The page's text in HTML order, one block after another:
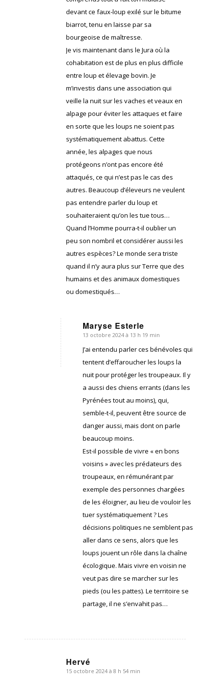
devant ce faux-loup exilé sur le bitume
biarrot, tenu en laisse par sa
bourgeoise de maîtresse.
Je vis maintenant dans le Jura où la
cohabitation est de plus en plus difficile
entre loup et élevage bovin. Je
m’investis dans une association qui
veille la nuit sur les vaches et veaux en
alpage pour éviter les attaques et faire
en sorte que les loups ne soient pas
systématiquement abattus. Cette
année, les alpages que nous
protégeons n’ont pas encore été
attaqués, ce qui n’est pas le cas des
autres. Beaucoup d’éleveurs ne veulent
pas entendre parler du loup et
souhaiteraient qu’on les tue tous…
Quand l’Homme pourra-t-il oublier un
peu son nombril et considérer aussi les
autres espèces? Le monde sera triste
quand il n’y aura plus sur Terre que des
humains et des animaux domestiques
ou domestiqués…
Maryse Esterle
dit
13 octobre 2024 à 13 h 19 min
J’ai entendu parler ces bénévoles qui
tentent d’effaroucher les loups la
nuit pour protéger les troupeaux. Il y
a aussi des chiens errants (dans les
Pyrénées tout au moins), qui,
semble-t-il, peuvent être source de
danger aussi, mais dont on parle
beaucoup moins.
Est-il possible de vivre « en bons
voisins » avec les prédateurs des
troupeaux, en rémunérant par
exemple des personnes chargées
de les éloigner, au lieu de vouloir les
tuer systématiquement ? Les
décisions politiques ne semblent pas
aller dans ce sens, alors que les
loups jouent un rôle dans la chaîne
écologique. Mais vivre en voisin ne
veut pas dire se marcher sur les
pieds (ou les pattes). Le territoire se
partage, il ne s’envahit pas…
Hervé
dit
15 octobre 2024 à 8 h 54 min